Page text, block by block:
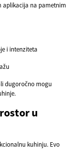
aplikacija na pametnim
i intenziteta
dugoročno mogu
u
kuhinju. Evo